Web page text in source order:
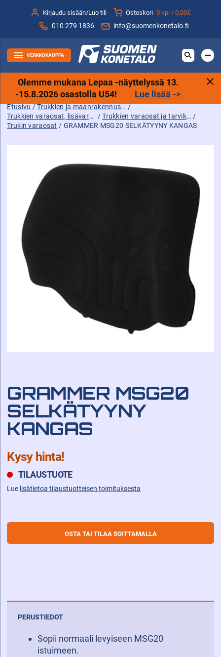
sisältöön
Kirjaudu sisään/Luo tili Ostoskori 0 kpl /0,00€
010 279 1836 info@suomenkonetalo.fi
VERKKOKAUPPA
Olemme mukana Lepaa -näyttelyssä 13.
-15.8.2026 osastolla U54! Lue lisää ->
Etusivu / Trukkien ja maanrakennuskoneiden tarvikkeet sekä varaosat ja lisävarusteet /
Trukkien varaosat, lisävarusteet ja tarvikkeet / Trukkien varaosat ja tarvikkeet /
Trukin varaosat / GRAMMER MSG20 SELKÄTYYNY KANGAS
GRAMMER MSG20
SELKÄTYYNY
KANGAS
Kysy hinta!
TILAUSTUOTE
Lue lisätietoa tilaustuotteisen toimituksesta
OSTA TAI TILAA SOITTAMALLA
PERUSTIEDOT
Sopii normaali levyiseen MSG20
istuimeen.